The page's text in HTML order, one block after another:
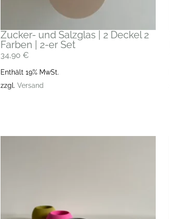
Zucker- und Salzglas | 2 Deckel 2
Farben | 2-er Set
34,90 €
Enthält 19% MwSt.
zzgl. Versand